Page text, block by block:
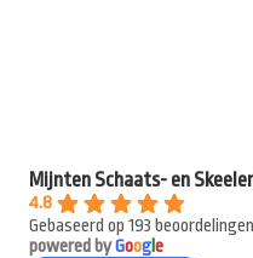
Mijnten Schaats- en
4.8
Gebaseerd op 193 beoordelingen
powered byGooge